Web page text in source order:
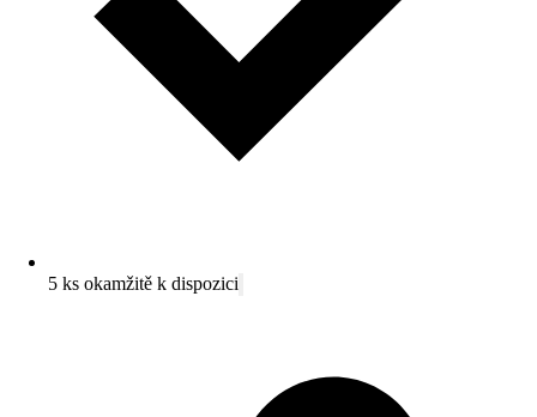
5 ks okamžitě k dispozici